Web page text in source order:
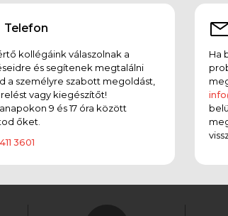
Telefon
kollégáink válaszolnak a
és segítenek megtalálni
a személyre szabott megoldást,
vagy kiegészítőt!
9 és 17 óra között
őket.
3601
Ha